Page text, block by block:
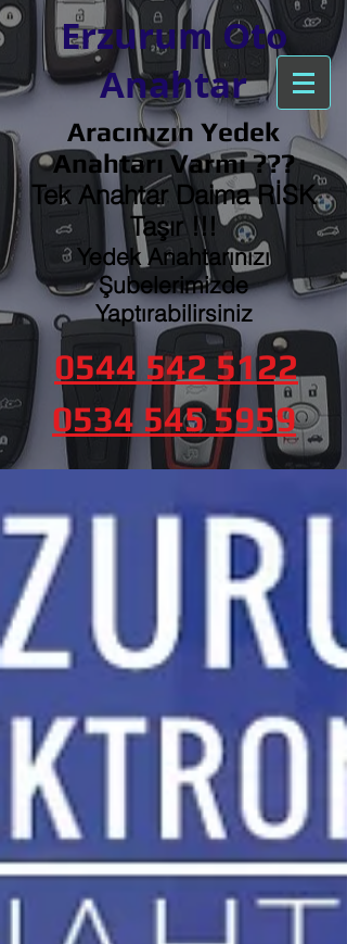
Erzurum Oto
Anahtar
Aracınızın Yedek
Anahtarı Varmı ???
Tek Anahtar Daima RİSK
Taşır !!!
Yedek Anahtarınızı
Şubelerimizde
Yaptırabilirsiniz
0544 542 5122
0534 545 5959